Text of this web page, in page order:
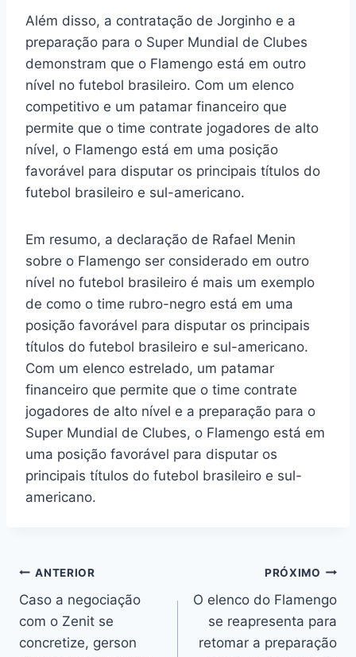
Além disso, a contratação de Jorginho e a
preparação para o Super Mundial de Clubes
demonstram que o Flamengo está em outro
nível no futebol brasileiro. Com um elenco
competitivo e um patamar financeiro que
permite que o time contrate jogadores de alto
nível, o Flamengo está em uma posição
favorável para disputar os principais títulos do
futebol brasileiro e sul-americano.
Em resumo, a declaração de Rafael Menin
sobre o Flamengo ser considerado em outro
nível no futebol brasileiro é mais um exemplo
de como o time rubro-negro está em uma
posição favorável para disputar os principais
títulos do futebol brasileiro e sul-americano.
Com um elenco estrelado, um patamar
financeiro que permite que o time contrate
jogadores de alto nível e a preparação para o
Super Mundial de Clubes, o Flamengo está em
uma posição favorável para disputar os
principais títulos do futebol brasileiro e sul-
americano.
Navegação
de
Post
ANTERIOR
Caso a negociação
com o Zenit se
concretize, gerson
PRÓXIMO
O elenco do Flamengo
se reapresenta para
retomar a preparação